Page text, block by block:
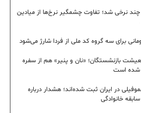
نرخی شد؛ تفاوت چشمگیر نرخ‌ها از میادین
برای سه گروه کد ملی از فردا شارژ می‌شود
بازنشستگان؛ «نان و پنیر» هم از سفره
شده است
۵۰۰ بیمار هموفیلی در ایران ثبت شده‌اند؛ هشدار درباره
خانوادگی